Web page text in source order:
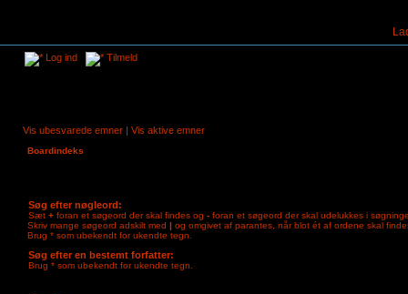
Log ind Tilmeld
Vis ubesvarede emner | Vis aktive emner
Boardindeks
Søg efter nøgleord:
Sæt + foran et søgeord der skal findes og - foran et søgeord der skal udelukkes i
Skriv mange søgeord adskilt med | og omgivet af parantes, når blot ét af ordene skal
Brug * som ubekendt for ukendte tegn.
Søg efter en bestemt forfatter:
Brug * som ubekendt for ukendte tegn.